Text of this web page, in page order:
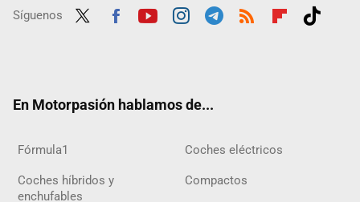
Síguenos
En Motorpasión hablamos de...
Fórmula1 Coches eléctricos
Coches híbridos y
enchufables
Compactos